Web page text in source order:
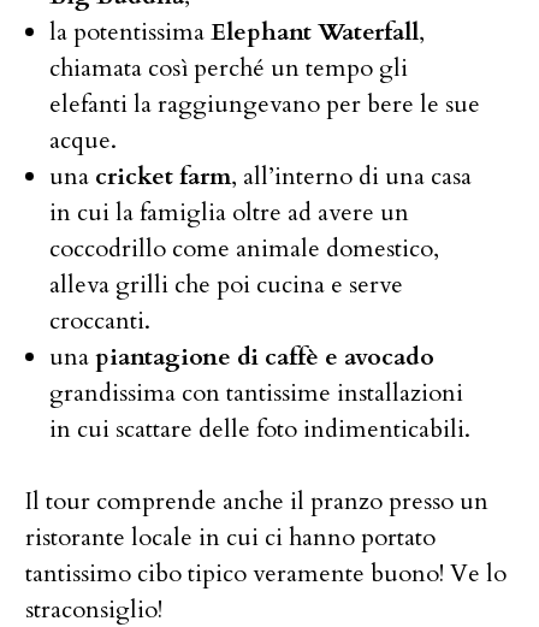
la potentissimaElephant Waterfall,
chiamata così perché un tempo gli
elefanti la raggiungevano per bere le sue
acque.
una cricket farm, all’interno di una casa
in cui la famiglia oltre ad avere un
coccodrillo come animale domestico,
alleva grilli che poi cucina e serve
croccanti.
unapiantagione di caffè e avocado
grandissima con tantissime installazioni
in cui scattare delle foto indimenticabili.
Il tour comprende anche il pranzo presso un
ristorante locale in cui ci hanno portato
tantissimo cibo tipico veramente buono! Ve lo
straconsiglio!